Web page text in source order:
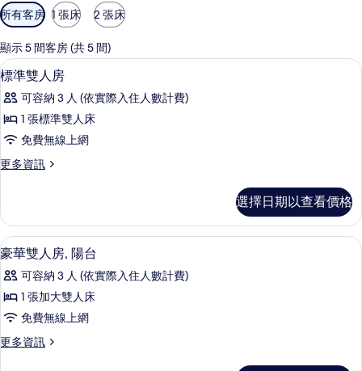
可
用
的
客
房
篩
選
條
所有客房 1 張床 2 張床
顯示 5 間客房 (共 5 間)
顯
示
標
準
人
的
所
有
相
片
標準雙人房 | 書桌、遮光布/窗簾、免
3
標準雙人房
可容納 3 人 (依實際入住人數計費)
1 張標準雙人床
免費無線上網
更多資訊
更
雙
人
房
詳
情
選擇日期以查看價格
顯
示
豪
華
人
豪華雙人房, 陽台 | 書桌、遮光布/窗簾
4
豪華雙人房, 陽台
可容納 3 人 (依實際入住人數計費)
1 張加大雙人床
免費無線上網
更多資訊
更